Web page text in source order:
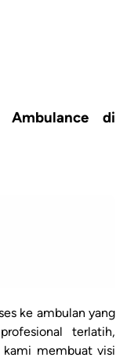
di
ke ambulan yang
terlatih,
kami membuat visi